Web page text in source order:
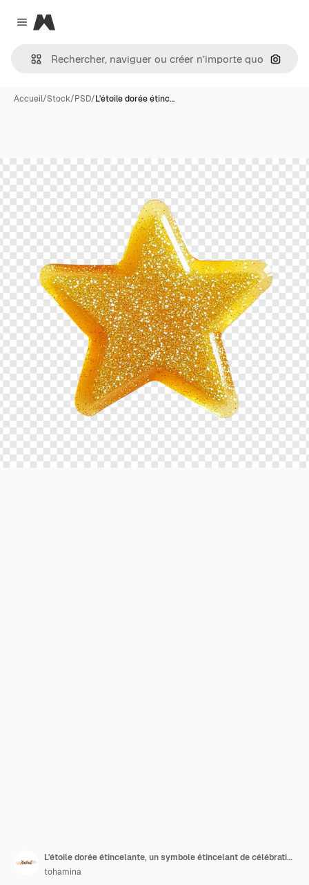
Close menu
Magnific
Accueil/Stock/PSD/L'étoile dorée étinc…
L'étoile dorée étincelante, un symbole étincelant de célébration
tohamina